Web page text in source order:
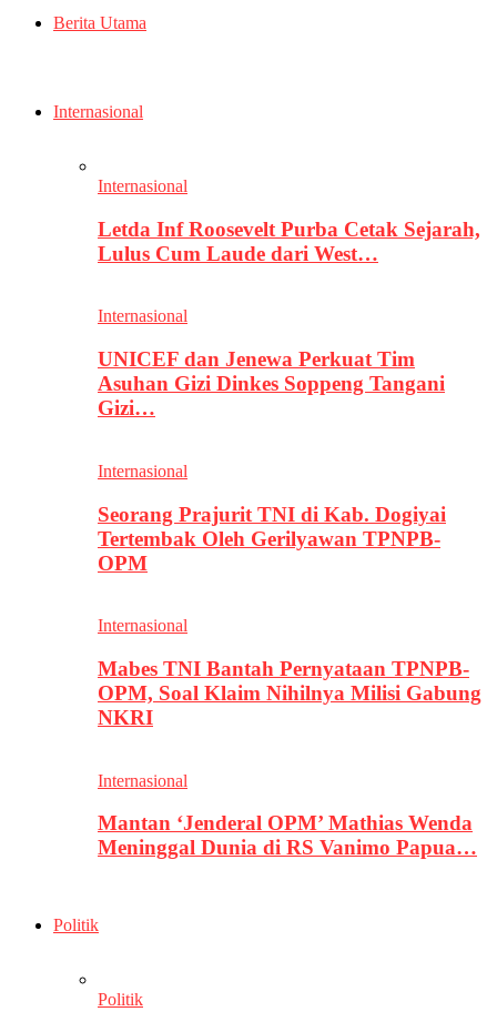
Berita Utama
Internasional
Internasional
Letda Inf Roosevelt Purba Cetak Sejarah,
Lulus Cum Laude dari West…
Internasional
UNICEF dan Jenewa Perkuat Tim
Asuhan Gizi Dinkes Soppeng Tangani
Gizi…
Internasional
Seorang Prajurit TNI di Kab. Dogiyai
Tertembak Oleh Gerilyawan TPNPB-
OPM
Internasional
Mabes TNI Bantah Pernyataan TPNPB-
OPM, Soal Klaim Nihilnya Milisi Gabung
NKRI
Internasional
Mantan ‘Jenderal OPM’ Mathias Wenda
Meninggal Dunia di RS Vanimo Papua…
Politik
Politik